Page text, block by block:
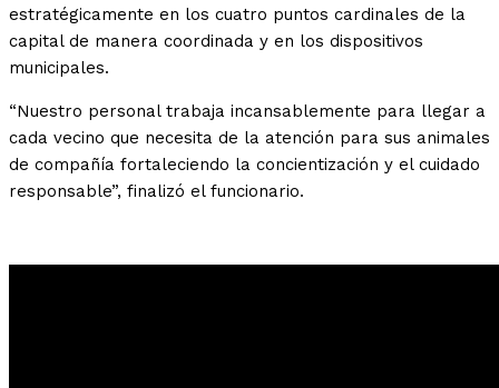
estratégicamente en los cuatro puntos cardinales de la
capital de manera coordinada y en los dispositivos
municipales.
“Nuestro personal trabaja incansablemente para llegar a
cada vecino que necesita de la atención para sus animales
de compañía fortaleciendo la concientización y el cuidado
responsable”, finalizó el funcionario.